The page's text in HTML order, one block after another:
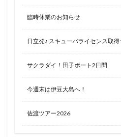
臨時休業のお知らせ
日立発♪ スキューバライセンス取得
サクラダイ！田子ボート2日間
今週末は伊豆大島へ！
佐渡ツアー2026